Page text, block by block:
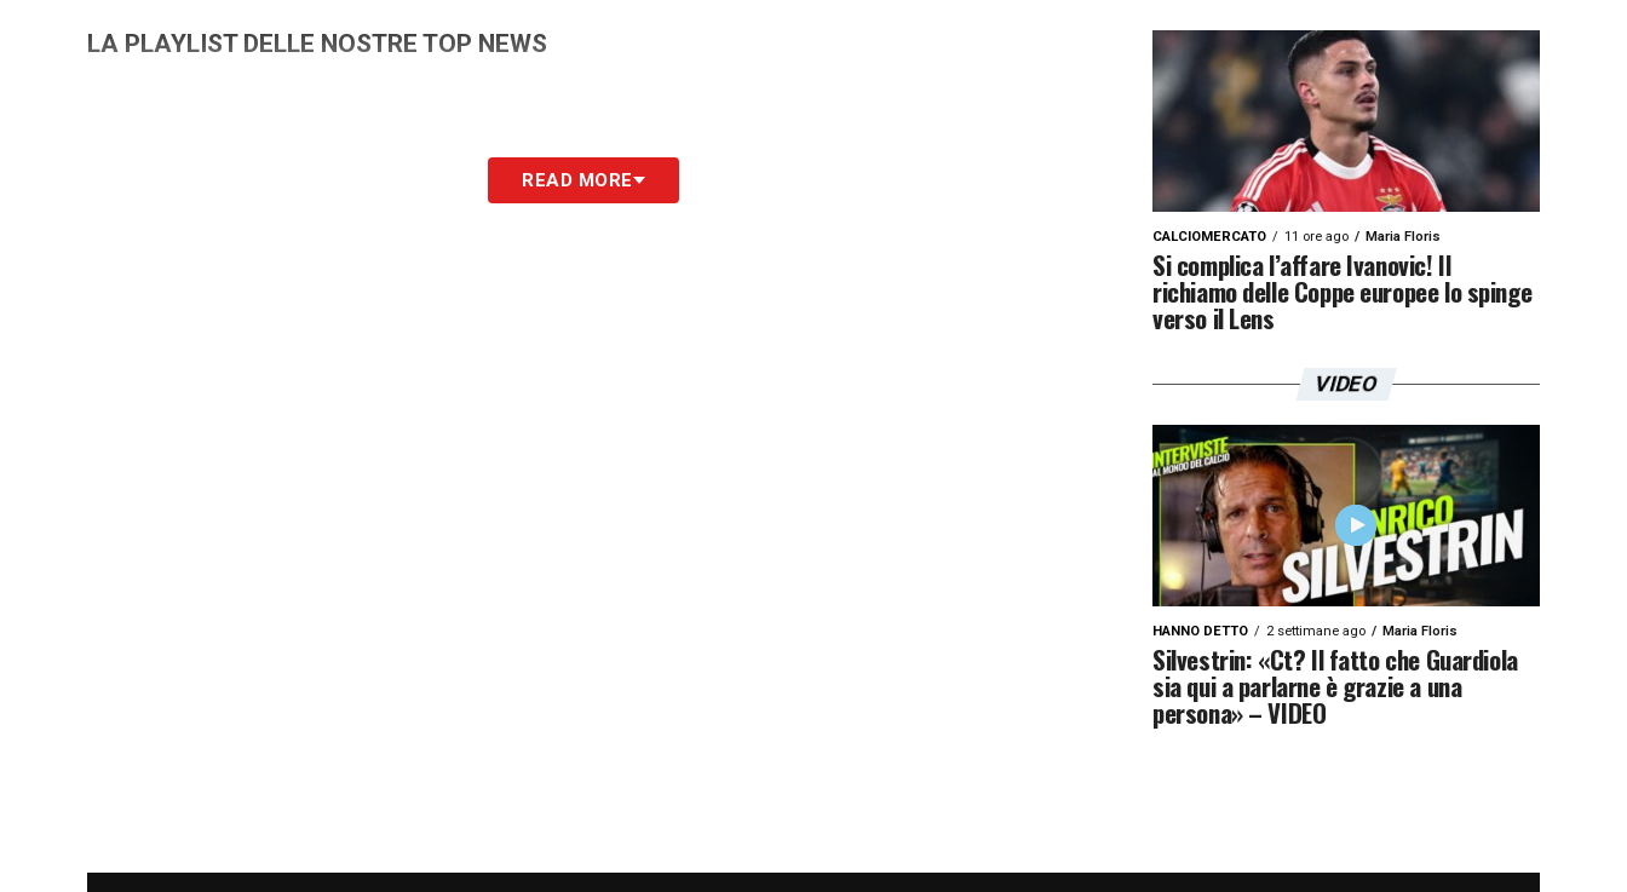
LA PLAYLIST DELLE NOSTRE TOP NEWS
READ MORE
CALCIOMERCATO 11 ore ago Maria Floris
Si complica l’affare Ivanovic! Il
richiamo delle Coppe europee lo spinge
verso il Lens
VIDEO
HANNO DETTO 2 settimane ago Maria Floris
Silvestrin: «Ct? Il fatto che Guardiola
sia qui a parlarne è grazie a una
persona» – VIDEO